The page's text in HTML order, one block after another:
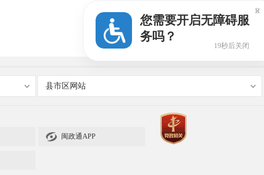
县市区网站
 闽政通APP
您需要开启无障碍服
务吗？
18秒后关闭
